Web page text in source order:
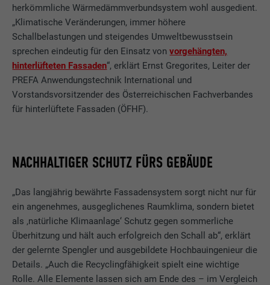
herkömmliche Wärmedämmverbundsystem wohl ausgedient.
„Klimatische Veränderungen, immer höhere
Schallbelastungen und steigendes Umweltbewusstsein
sprechen eindeutig für den Einsatz vonvorgehängten,
hinterlüfteten Fassaden“, erklärt Ernst Gregorites, Leiter der
PREFA Anwendungstechnik International und
Vorstandsvorsitzender des Österreichischen Fachverbandes
für hinterlüftete Fassaden (ÖFHF).
NACHHALTIGER SCHUTZ FÜRS GEBÄUDE
„Das langjährig bewährte Fassadensystem sorgt nicht nur für
ein angenehmes, ausgeglichenes Raumklima, sondern bietet
als ‚natürliche Klimaanlage‘ Schutz gegen sommerliche
Überhitzung und hält auch erfolgreich den Schall ab“, erklärt
der gelernte Spengler und ausgebildete Hochbauingenieur die
Details. „Auch die Recyclingfähigkeit spielt eine wichtige
Rolle. Alle Elemente lassen sich am Ende des – im Vergleich